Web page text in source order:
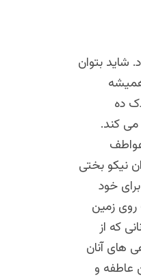
بتوان
ده
کند.
نیکو بختی
خود
روی زمین
که از
های آنان
عاطفه و